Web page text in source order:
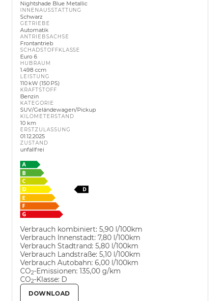
Nightshade Blue Metallic
INNENAUSSTATTUNG
Schwarz
GETRIEBE
Automatik
ANTRIEBSACHSE
Frontantrieb
SCHADSTOFFKLASSE
Euro 6
HUBRAUM
1.498 ccm
LEISTUNG
110 kW (150 PS)
KRAFTSTOFF
Benzin
KATEGORIE
SUV/Geländewagen/Pickup
KILOMETERSTAND
10 km
ERSTZULASSUNG
01.12.2025
ZUSTAND
unfallfrei
Verbrauch kombiniert: 5,90 l/100km
Verbrauch Innenstadt: 7,80 l/100km
Verbrauch Stadtrand: 5,80 l/100km
Verbrauch Landstraße: 5,10 l/100km
Verbrauch Autobahn: 6,00 l/100km
CO2-Emissionen: 135,00 g/km
CO2-Klasse: D
DOWNLOAD